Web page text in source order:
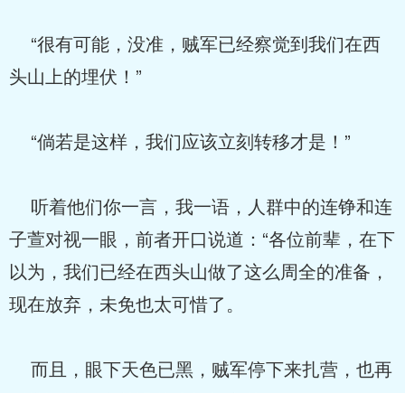
“很有可能，没准，贼军已经察觉到我们在西
头山上的埋伏！”
“倘若是这样，我们应该立刻转移才是！”
听着他们你一言，我一语，人群中的连铮和连
子萱对视一眼，前者开口说道：“各位前辈，在下
以为，我们已经在西头山做了这么周全的准备，
现在放弃，未免也太可惜了。
而且，眼下天色已黑，贼军停下来扎营，也再